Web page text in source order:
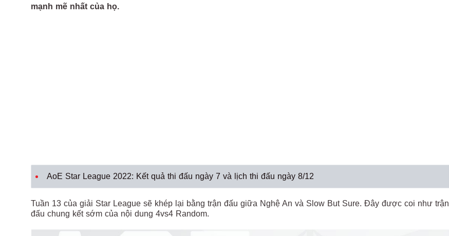
mạnh mẽ nhất của họ.
AoE Star League 2022: Kết quả thi đấu ngày 7 và lịch thi đấu ngày 8/12
Tuần 13 của giải Star League sẽ khép lại bằng trận đấu giữa Nghệ An và Slow But Sure. Đây được coi như trận
đấu chung kết sớm của nội dung 4vs4 Random.